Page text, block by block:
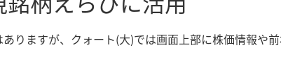
ありますが、クォート(大)では画面上部に株価情報